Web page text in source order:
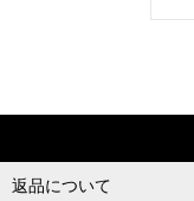
返品について